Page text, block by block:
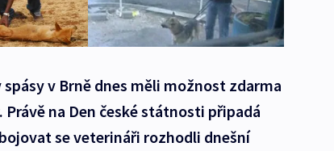
v Brně dnes měli možnost zdarma
na Den české státnosti připadá
se veterináři rozhodli dnešní